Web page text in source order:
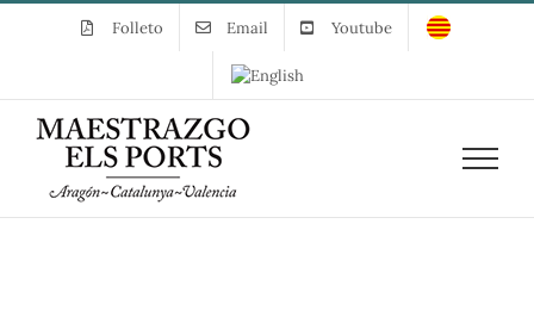
Folleto Email Youtube